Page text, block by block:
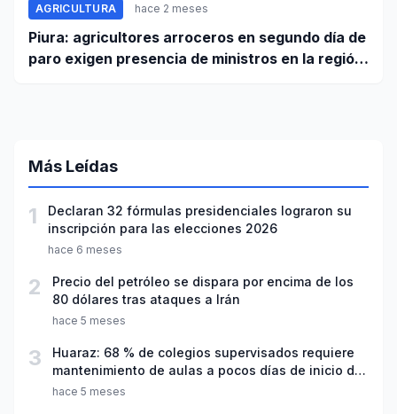
AGRICULTURA hace 2 meses
Piura: agricultores arroceros en segundo día de
paro exigen presencia de ministros en la región
Más Leídas
1
Declaran 32 fórmulas presidenciales lograron su
inscripción para las elecciones 2026
hace 6 meses
2
Precio del petróleo se dispara por encima de los
80 dólares tras ataques a Irán
hace 5 meses
3
Huaraz: 68 % de colegios supervisados requiere
mantenimiento de aulas a pocos días de inicio del
año escolar 2026
hace 5 meses